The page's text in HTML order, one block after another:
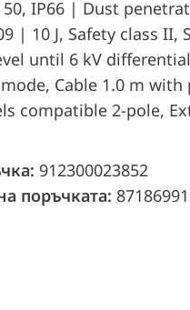
IP66 | Dust
| 10 J, Safety class II,
until 6 kV
Cable 1.0 m with
compatible 2-pole,
912300023852
поръчката: